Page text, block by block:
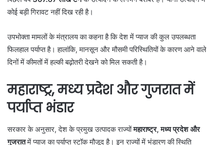
कोई बड़ी गिरावट नहीं दिख रही है।
उपभोक्ता मामलों के मंत्रालय का कहना है कि देश में प्याज की कुल उपलब्धता
फिलहाल पर्याप्त है। हालांकि, मानसून और मौसमी परिस्थितियों के कारण आने वाले
दिनों में कीमतों में हल्की बढ़ोतरी देखने को मिल सकती है।
महाराष्ट्र, मध्य प्रदेश और गुजरात में
पर्याप्त भंडार
सरकार के अनुसार, देश के प्रमुख उत्पादक राज्योंमहाराष्ट्र, मध्य प्रदेश और
गुजरातमें प्याज का पर्याप्त स्टॉक मौजूद है। इन राज्यों में भंडारण की स्थिति